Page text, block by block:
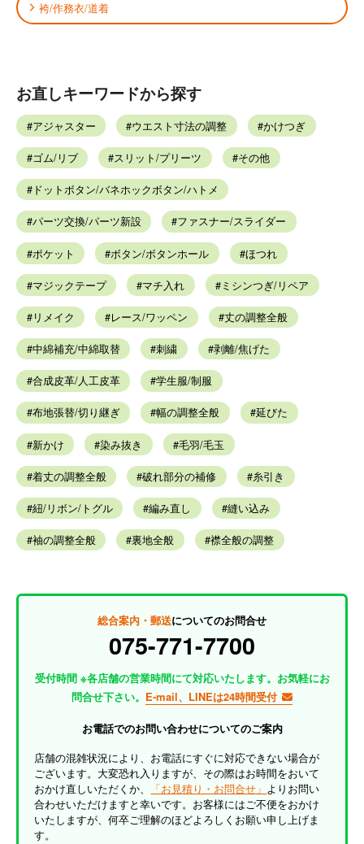
袴/作務衣/道着
お直しキーワードから探す
アジャスター ウエスト寸法の調整 かけつぎ
ゴム/リブ スリット/プリーツ その他
ドットボタン/バネホックボタン/ハトメ
パーツ交換/パーツ新設 ファスナー/スライダー
ポケット ボタン/ボタンホール ほつれ
マジックテープ マチ入れ ミシンつぎ/リペア
リメイク レース/ワッペン 丈の調整全般
中綿補充/中綿取替 刺繍 剥離/焦げた
合成皮革/人工皮革 学生服/制服
布地張替/切り継ぎ 幅の調整全般 延びた
新かけ 染み抜き 毛羽/毛玉
着丈の調整全般 破れ部分の補修 糸引き
紐/リボン/トグル 編み直し 縫い込み
袖の調整全般 裏地全般 襟全般の調整
総合案内・郵送についてのお問合せ
075-771-7700
受付時間 ※各店舗の営業時間にて対応いたします。お気軽にお
問合せ下さい。 E-mail、LINEは24時間受付
お電話でのお問い合わせについてのご案内
店舗の混雑状況により、お電話にすぐに対応できない場合が
ございます。大変恐れ入りますが、その際はお時間をおいて
おかけ直しいただくか、
「お見積り・お問合せ」 よりお問い
合わせいただけますと幸いです。お客様にはご不便をおかけ
いたしますが、何卒ご理解のほどよろしくお願い申し上げま
す。